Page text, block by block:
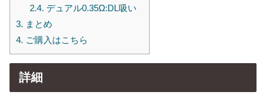
2.4. デュアル0.35Ω:DL吸い
3. まとめ
4. ご購入はこちら
詳細